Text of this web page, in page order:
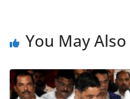
You May